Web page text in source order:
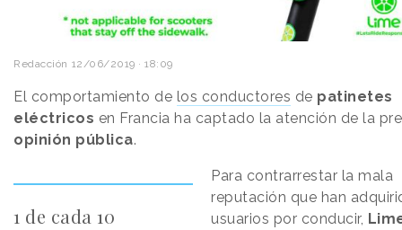
Redacción 12/06/2019 · 18:09
El comportamiento de los conductores de patinetes
eléctricos en Francia ha captado la atención de la
opinión pública.
1 de cada 10
Para contrarrestar la mala
reputación que han
usuarios por conducir,